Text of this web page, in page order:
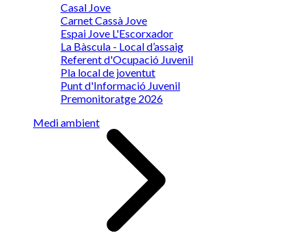
Casal Jove
Carnet Cassà Jove
Espai Jove L'Escorxador
La Bàscula - Local d’assaig
Referent d'Ocupació Juvenil
Pla local de joventut
Punt d'Informació Juvenil
Premonitoratge 2026
Medi ambient